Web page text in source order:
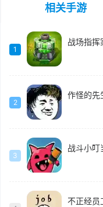
相关手游
1
战场指挥
2
作怪的先
3
战斗小叮
不正经员